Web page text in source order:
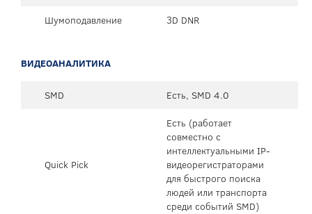
Шумоподавление
3D DNR
ВИДЕОАНАЛИТИКА
SMD Есть, SMD 4.0
Quick Pick
Есть (работает
совместно с
интеллектуальными IP-
видеорегистраторами
для быстрого поиска
людей или транспорта
среди событий SMD)